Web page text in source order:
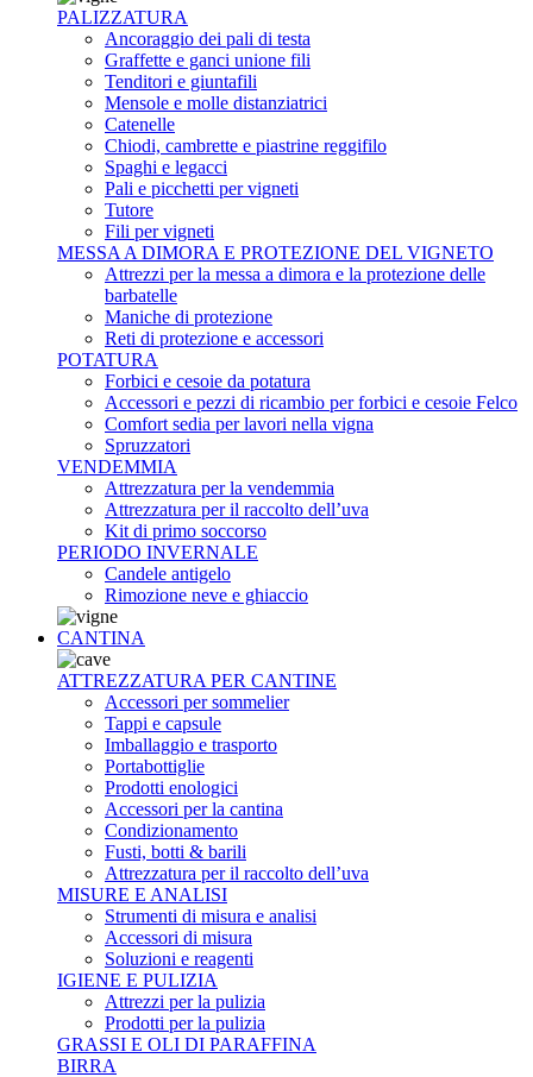
PALIZZATURA
Ancoraggio dei pali di testa
Graffette e ganci unione fili
Tenditori e giuntafili
Mensole e molle distanziatrici
Catenelle
Chiodi, cambrette e piastrine reggifilo
Spaghi e legacci
Pali e picchetti per vigneti
Tutore
Fili per vigneti
MESSA A DIMORA E PROTEZIONE DEL VIGNETO
Attrezzi per la messa a dimora e la protezione delle
barbatelle
Maniche di protezione
Reti di protezione e accessori
POTATURA
Forbici e cesoie da potatura
Accessori e pezzi di ricambio per forbici e cesoie Felco
Comfort sedia per lavori nella vigna
Spruzzatori
VENDEMMIA
Attrezzatura per la vendemmia
Attrezzatura per il raccolto dell’uva
Kit di primo soccorso
PERIODO INVERNALE
Candele antigelo
Rimozione neve e ghiaccio
CANTINA
ATTREZZATURA PER CANTINE
Accessori per sommelier
Tappi e capsule
Imballaggio e trasporto
Portabottiglie
Prodotti enologici
Accessori per la cantina
Condizionamento
Fusti, botti & barili
Attrezzatura per il raccolto dell’uva
MISURE E ANALISI
Strumenti di misura e analisi
Accessori di misura
Soluzioni e reagenti
IGIENE E PULIZIA
Attrezzi per la pulizia
Prodotti per la pulizia
GRASSI E OLI DI PARAFFINA
BIRRA